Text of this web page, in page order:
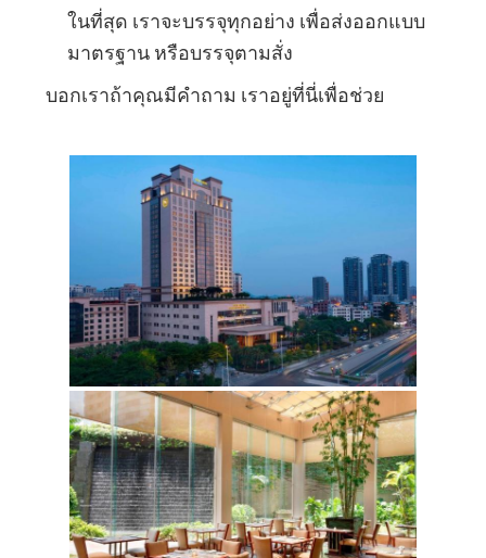
ในที่สุด เราจะบรรจุทุกอย่าง เพื่อส่งออกแบบ
มาตรฐาน หรือบรรจุตามสั่ง
บอกเราถ้าคุณมีคําถาม เราอยู่ที่นี่เพื่อช่วย